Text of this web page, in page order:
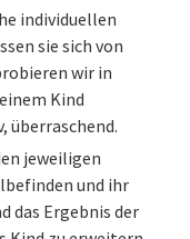
individuellen
sie sich von
wir in
Kind
überraschend.
jeweiligen
und ihr
das Ergebnis der